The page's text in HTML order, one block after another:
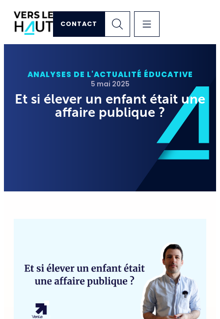
CONTACT
ANALYSES DE L'ACTUALITÉ ÉDUCATIVE
5 mai 2025
Et si élever un enfant était une
affaire publique ?